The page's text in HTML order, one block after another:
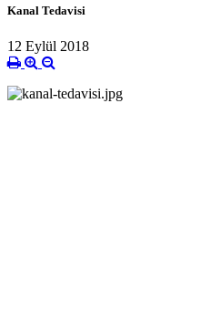
Kanal Tedavisi
12 Eylül 2018